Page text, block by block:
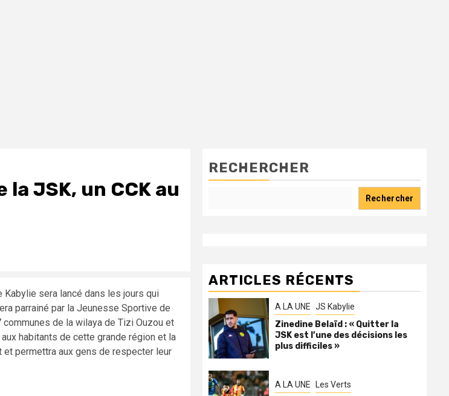
JSK, un CCK au
Kabylie sera lancé dans les jours qui
parrainé par la Jeunesse Sportive de
de la wilaya de Tizi Ouzou et
habitants de cette grande région et la
permettra aux gens de respecter leur
RECHERCHER
Rechercher
ARTICLES RÉCENTS
A LA UNE JS Kabylie
Zinedine Belaïd : « Quitter la
JSK est l’une des décisions les
plus difficiles »
A LA UNE Les Verts